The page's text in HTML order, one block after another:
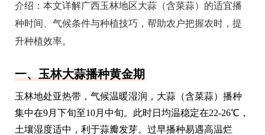
介绍： 本文详解广西玉林地区大蒜（含菜蒜）的适宜播
种时间、气候条件与种植技巧，帮助农户把握农时，提
升种植效率。
一、玉林大蒜播种黄金期
玉林地处亚热带，气候温暖湿润，大蒜（含菜蒜）播种
集中在9月下旬至10月中旬。此时日均温稳定在22-26℃，
土壤湿度适中，利于蒜瓣发芽。过早播种易遇高温烂